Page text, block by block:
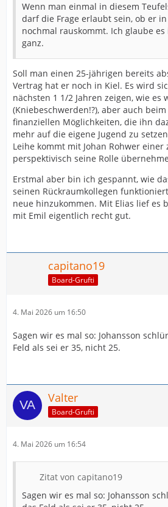
Wenn man einmal in diesem
darf die Frage erlaubt sein, ob er
nochmal rauskommt. Ich glaube
ganz.
Soll man einen 25-jährigen bereits
Vertrag hat er noch in Kiel. Es wird
nächsten 1 1/2 Jahren zeigen, wie es
(Kniebeschwerden!?), aber auch
finanziellen Möglichkeiten, die ihn
mehr auf die eigene Jugend zu
Leihe kommt mit Johan Rohwer einer
perspektivisch seine Rolle
Erstmal aber bin ich gespannt, wie
seinen Rückraumkollegen
neue hinzukommen. Mit Elias lief es
mit Emil eigentlich recht gut.
capitano19
Board-Grufti
4. Mai 2026 um 16:50
Sagen wir es mal so: Johansson
Feld als sei er 35, nicht 25.
Valter
Board-Grufti
4. Mai 2026 um 16:54
Zitat von capitano19
Sagen wir es mal so: Johansson